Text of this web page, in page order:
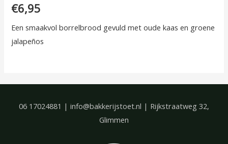
€6,95
Een smaakvol borrelbrood gevuld met oude kaas en groene
jalapeños
06 17024881 | info@bakkerijstoet.nl | Rijkstraatweg 32,
Glimmen